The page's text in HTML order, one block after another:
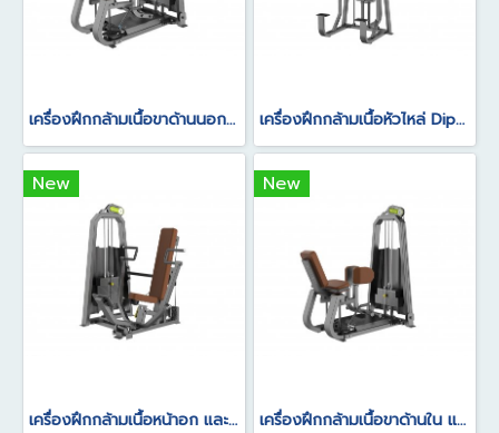
เครื่องฝึกกล้ามเนื้อขาด้านนอกและสะโพก Abductor เครื่องฝึกกล้ามเนื้อหัวไหล่ Dip/Chin Assist
New
เครื่องฝึกกล้ามเนื้อหน้าอก และหัวไหล่ Vertical Press
New
เครื่องฝึกกล้ามเนื้อขาด้านใน และสะโพก Hip Abductor Adductor